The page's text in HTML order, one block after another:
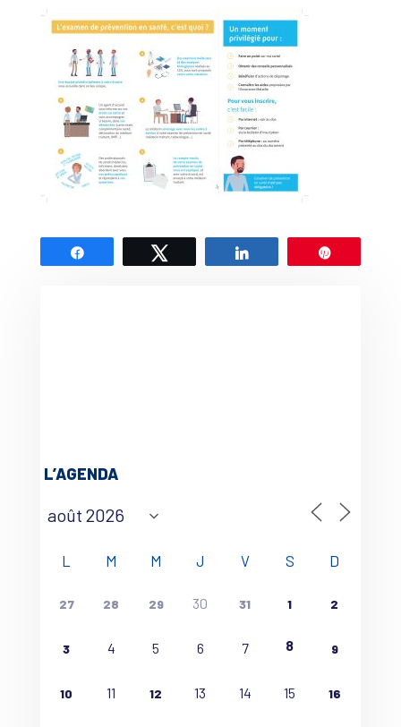
L’AGENDA
L M M J V S D
27 28 29 30 31 1 2
3 4 5 6 7 8 9
10 11 12 13 14 15 16